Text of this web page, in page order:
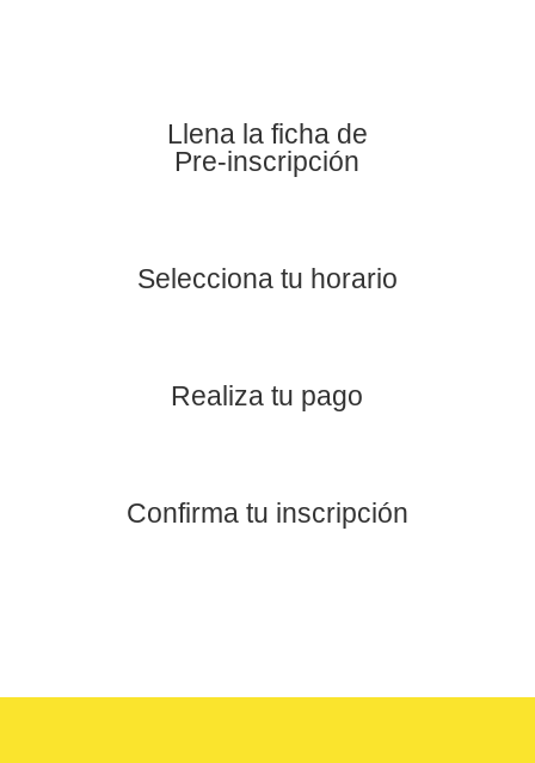
Llena la ficha de
Pre-inscripción
Selecciona tu horario
Realiza tu pago
Confirma tu inscripción